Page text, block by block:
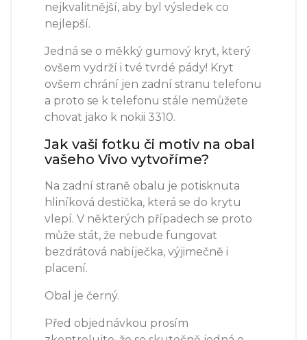
nejkvalitnější, aby byl výsledek co
nejlepší.
Jedná se o měkký gumový kryt, který
ovšem vydrží i tvé tvrdé pády! Kryt
ovšem chrání jen zadní stranu telefonu
a proto se k telefonu stále nemůžete
chovat jako k nokii 3310.
Jak vaši fotku či motiv na obal
vašeho Vivo vytvoříme?
Na zadní straně obalu je potisknuta
hliníková destička, která se do krytu
vlepí. V některých případech se proto
může stát, že nebude fungovat
bezdrátová nabíječka, výjimečně i
placení.
Obal je černý.
Před objednávkou prosím